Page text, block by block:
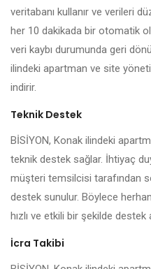
veritabanı kullanır ve verileri
her 10 dakikada bir otomatik
veri kaybı durumunda geri
ilindeki apartman ve site
indirir.
Teknik Destek
BİSİYON, Konak ilindeki
teknik destek sağlar. İhtiyaç
müşteri temsilcisi tarafından
destek sunulur. Böylece
hızlı ve etkili bir şekilde destek
İcra Takibi